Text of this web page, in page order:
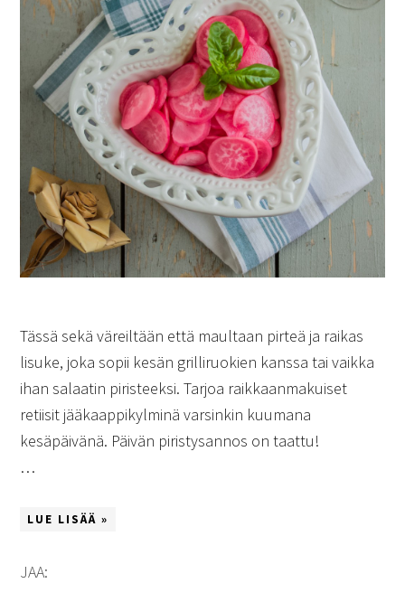
Tässä sekä väreiltään että maultaan pirteä ja raikas
lisuke, joka sopii kesän grilliruokien kanssa tai vaikka
ihan salaatin piristeeksi. Tarjoa raikkaanmakuiset
retiisit jääkaappikylminä varsinkin kuumana
kesäpäivänä. Päivän piristysannos on taattu!
…
LUE LISÄÄ »
JAA: